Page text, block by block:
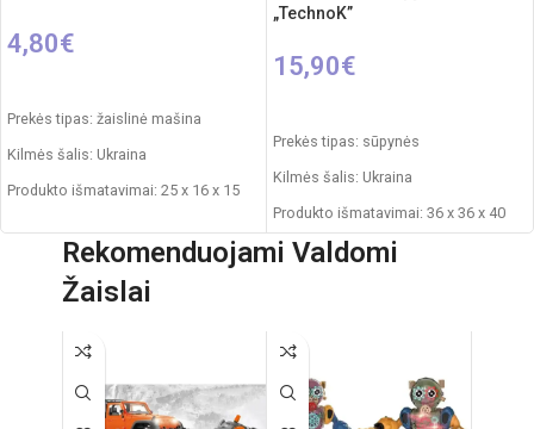
4,80€
Prekės tipas: žaislinė mašina
Kilmės šalis: Ukraina
Produkto išmatavimai: 25 x 16 x 15
Svoris: 0,290 kg
Produkto medžiaga: plastikas
„TechnoK”
15,90€
Prekės tipas: sūpynės
Kilmės šalis: Ukraina
Produkto išmatavimai: 36 x 36 x 40
cm
Svoris: 0,755 kg
Produkto medžiaga: plastikas
Rekomenduojamas amžius: nuo 1
Rekomenduojami Valdomi
Žaislai